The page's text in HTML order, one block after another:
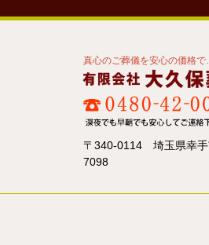
真心のご葬儀を安心の価格
〒340-0114 埼玉県幸
7098